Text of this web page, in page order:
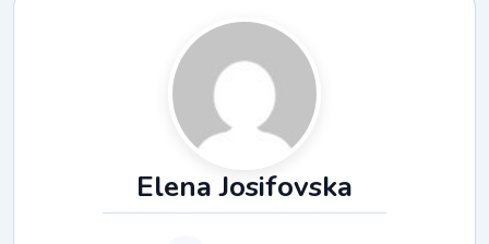
Elena Josifovska